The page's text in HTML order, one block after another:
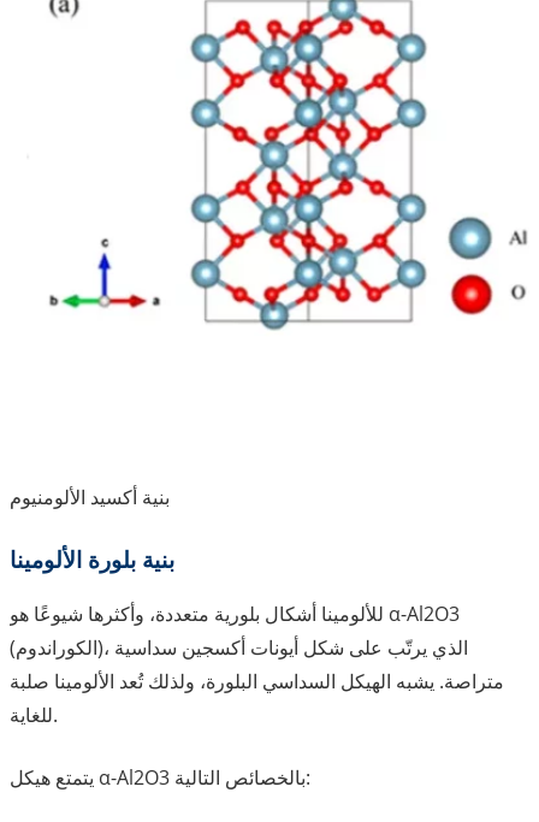
بنية أكسيد الألومنيوم
بنية بلورة الألومينا
للألومينا أشكال بلورية متعددة، وأكثرها شيوعًا هو α-Al2O3
(الكوراندوم)، الذي يرتّب على شكل أيونات أكسجين سداسية
متراصة. يشبه الهيكل السداسي البلورة، ولذلك تُعد الألومينا صلبة
للغاية.
يتمتع هيكل α-Al2O3 بالخصائص التالية: